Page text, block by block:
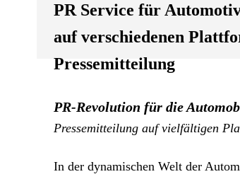
PR Service für
auf verschiedenen
Pressemitteilung
PR-Revolution für die
Pressemitteilung auf vielfältigen
In der dynamischen Welt der